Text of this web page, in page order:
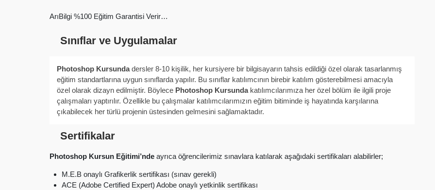
ArıBilgi %100 Eğitim Garantisi Verir…
Sınıflar ve Uygulamalar
Photoshop Kursundadersler 8-10 kişilik, her kursiyere bir bilgisayarın tahsis edildiği özel olarak tasarlanmış
eğitim standartlarına uygun sınıflarda yapılır. Bu sınıflar katılımcının birebir katılım gösterebilmesi amacıyla
özel olarak dizayn edilmiştir. Böylece Photoshop Kursunda katılımcılarımıza her özel bölüm ile ilgili proje
çalışmaları yaptırılır. Özellikle bu çalışmalar katılımcılarımızın eğitim bitiminde iş hayatında karşılarına
çıkabilecek her türlü projenin üstesinden gelmesini sağlamaktadır.
Sertifikalar
Photoshop Kursun Eğitimi’nde ayrıca öğrencilerimiz sınavlara katılarak aşağıdaki sertifikaları alabilirler;
M.E.B onaylı Grafikerlik sertifikası (sınav gerekli)
ACE (Adobe Certified Expert) Adobe onaylı yetkinlik sertifikası